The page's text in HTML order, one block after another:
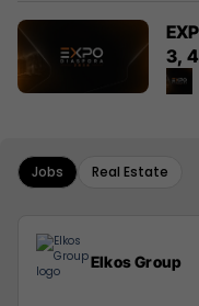
3,
Jobs Real Estate
Elkos Group